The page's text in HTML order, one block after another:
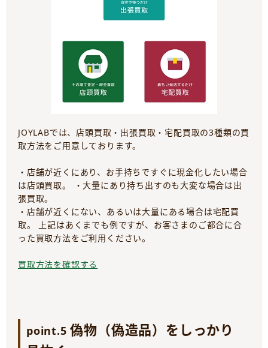
JOYLABでは、店頭買取・出張買取・宅配買取の3種類の買
取方法をご用意しております。
・店舗が近くにあり、お手持ちですぐに現金化したい場合
は店頭買取。 ・大量にあり持ち出すのも大変な場合は出
張買取。
・店舗が近くにない、あるいは大量にある場合は宅配買
取。 上記はあくまでも例ですが、お客さまのご都合に合
った買取方法をご利用ください。
買取方法を確認する
point.5偽物（偽造品）をしっかり